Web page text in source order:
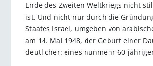
Ende des Zweiten Weltkriegs nicht
ist. Und nicht nur durch die
Staates Israel, umgeben von
am 14. Mai 1948, der Geburt einer
deutlicher: eines nunmehr 60-